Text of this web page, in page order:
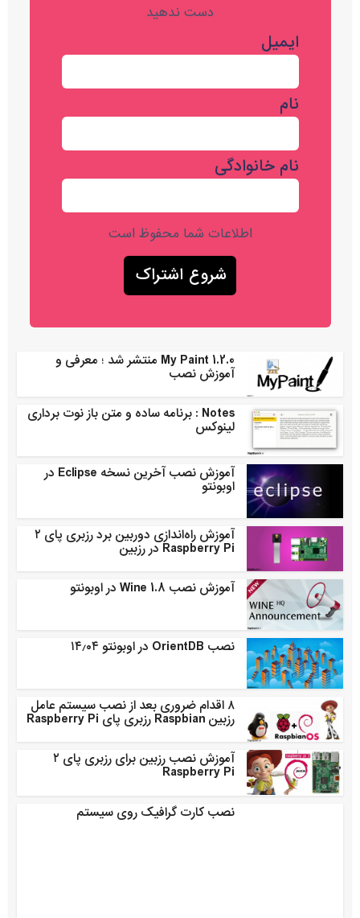
دست ندهید
ایمیل
نام
نام خانوادگی
اطلاعات شما محفوظ است
My Paint 1.2.0 منتشر شد ؛ معرفی و
آموزش نصب
Notes : برنامه ساده و متن باز نوت برداری
لینوکس
آموزش نصب آخرین نسخه Eclipse در
اوبونتو
آموزش راه‌اندازی دوربین برد رزبری پای ۲
Raspberry Pi در رزبین
آموزش نصب Wine 1.8 در اوبونتو
نصب OrientDB در اوبونتو ۱۴٫۰۴
۸ اقدام ضروری بعد از نصب سیستم عامل
رزبین Raspbian رزبری پای Raspberry Pi
آموزش نصب رزبین برای رزبری پای ۲
Raspberry Pi
نصب کارت گرافیک روی سیستم